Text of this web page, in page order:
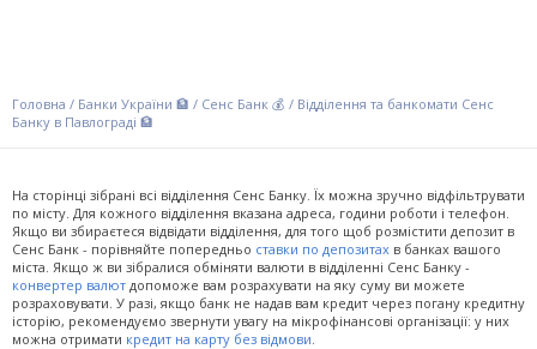
Головна / Банки України 🏦 / Сенс Банк 💰 / Відділення та банкомати Сенс
Банку в Павлограді 🏦
На сторінці зібрані всі відділення Сенс Банку. Їх можна зручно відфільтрувати
по місту. Для кожного відділення вказана адреса, години роботи і телефон.
Якщо ви збираєтеся відвідати відділення, для того щоб розмістити депозит в
Сенс Банк - порівняйте попередньо ставки по депозитах в банках вашого
міста. Якщо ж ви зібралися обміняти валюти в відділенні Сенс Банку -
конвертер валют допоможе вам розрахувати на яку суму ви можете
розраховувати. У разі, якщо банк не надав вам кредит через погану кредитну
історію, рекомендуємо звернути увагу на мікрофінансові організації: у них
можна отримати кредит на карту без відмови